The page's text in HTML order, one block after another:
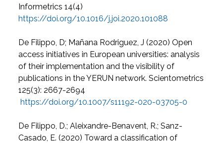
Informetrics 14(4)
https://doi.org/10.1016/j.joi.2020.101088
De Filippo, D; Mañana Rodriguez, J (2020) Open
access initiatives in European universities: analysis
of their implementation and the visibility of
publications in the YERUN network. Scientometrics
125(3): 2667-2694
https://doi.org/10.1007/s11192-020-03705-0
De Filippo, D.; Aleixandre-Benavent, R.; Sanz-
Casado, E. (2020) Toward a classification of